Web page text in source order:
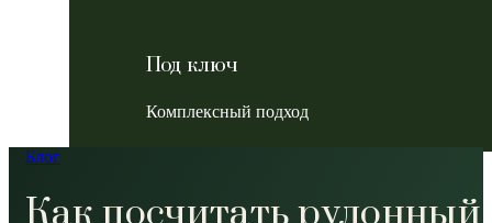
Под ключ
Комплексный подход
Блог